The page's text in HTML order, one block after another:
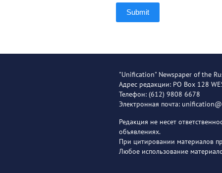
Submit
"Unification" Newspaper of the
Адрес редакции: PO Box 128
Телефон: (612) 9808 6678
Электронная почта:
Редакция не несет
объявлениях.
При цитировании материалов
Любое использование